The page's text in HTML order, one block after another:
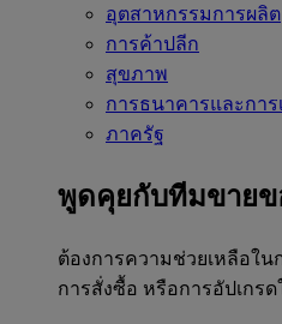
อุตสาหกรรมการผลิต
การค้าปลีก
สุขภาพ
การธนาคารและการ
ภาครัฐ
พูดคุยกับทีมขายข
ต้องการความช่วยเหลือใ
การสั่งซื้อ หรือการอัปเก